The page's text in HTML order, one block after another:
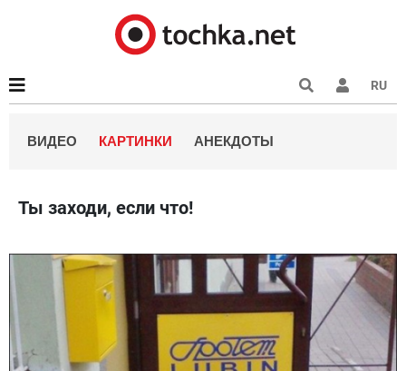
RU
ВИДЕО КАРТИНКИ АНЕКДОТЫ
Ты заходи, если что!